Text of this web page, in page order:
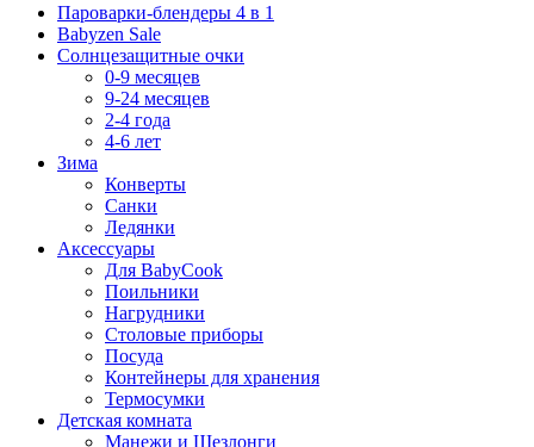
Пароварки-блендеры 4 в 1
Babyzen Sale
Солнцезащитные очки
0-9 месяцев
9-24 месяцев
2-4 года
4-6 лет
Зима
Конверты
Санки
Ледянки
Аксессуары
Для BabyCook
Поильники
Нагрудники
Столовые приборы
Посуда
Контейнеры для хранения
Термосумки
Детская комната
Манежи и Шезлонги